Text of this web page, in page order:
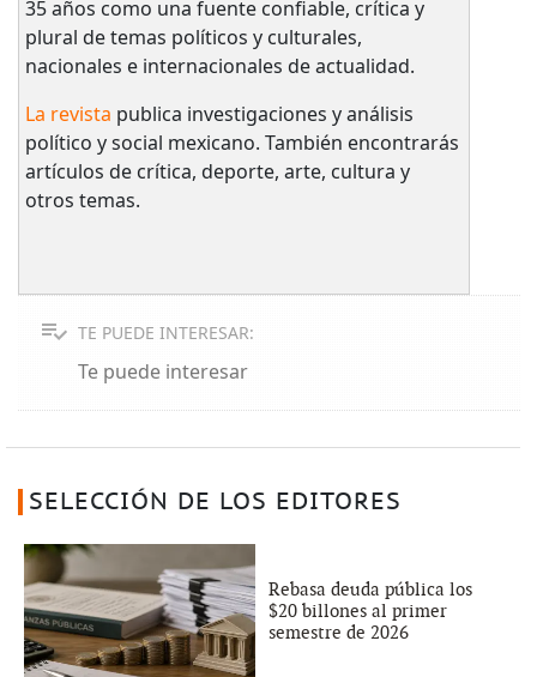
35 años como una fuente confiable, crítica y
plural de temas políticos y culturales,
nacionales e internacionales de actualidad.
La revista publica investigaciones y análisis
político y social mexicano. También encontrarás
artículos de crítica, deporte, arte, cultura y
otros temas.
TE PUEDE INTERESAR:
Te puede interesar
SELECCIÓN DE LOS EDITORES
Rebasa deuda pública los
$20 billones al primer
semestre de 2026